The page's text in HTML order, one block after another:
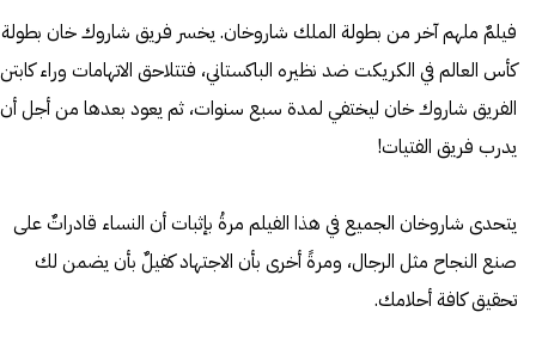
فيلمٌ ملهم آخر من بطولة الملك شاروخان. يخسر فريق شاروك خان بطولة
كأس العالم في الكريكت ضد نظيره الباكستاني، فتتلاحق الاتهامات وراء كابتن
الفريق شاروك خان ليختفي لمدة سبع سنوات، ثم يعود بعدها من أجل أن
يدرب فريق الفتيات!
يتحدى شاروخان الجميع في هذا الفيلم مرةُ بإثبات أن النساء قادراتٌ على
صنع النجاح مثل الرجال، ومرةً أخرى بأن الاجتهاد كفيلٌ بأن يضمن لك
تحقيق كافة أحلامك.